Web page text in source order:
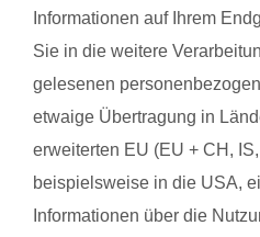
Das die Babys mit integriert
und keiner ausgegrenzt wurde.
Das gefällt dem Baby:
Das es viele spielsachen und viele
mitmachen dabei war .
Informationen auf Ihrem
Sie in die weitere
gelesenen
etwaige Übertragung in
erweiterten EU (EU + CH,
beispielsweise in die USA,
Informationen über die